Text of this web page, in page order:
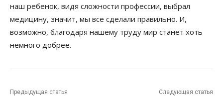
наш ребенок, видя сложности профессии, выбрал
медицину, значит, мы все сделали правильно. И,
возможно, благодаря нашему труду мир станет хоть
немного добрее.
Предыдущая статья Следующая статья